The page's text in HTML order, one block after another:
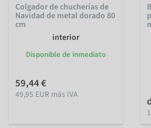
Colgador de chucherías de
Navidad de metal dorado 80
cm
interior
Disponible de inmediato
59,44 €
49,95 EUR más IVA